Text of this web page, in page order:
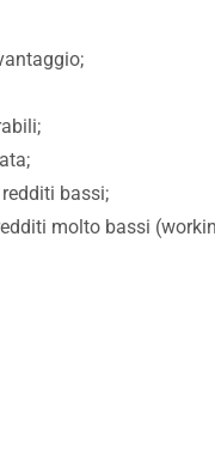
bassi;
molto bassi